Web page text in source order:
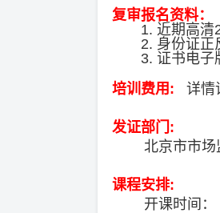
复审报名资料：
1. 近期高清2
2. 身份证正
3. 证书电子
培训费用: 详情
发证部门:
北京市市场
课程安排:
开课时间：